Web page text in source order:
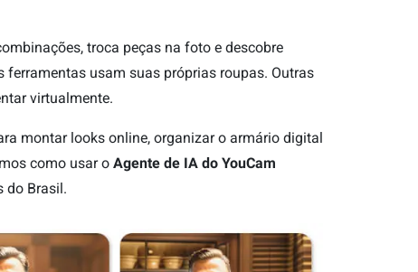
troca peças na foto e descobre
usam suas próprias roupas. Outras
virtualmente.
montar looks online, organizar o armário digital
como usar o Agente de IA do YouCam
do Brasil.